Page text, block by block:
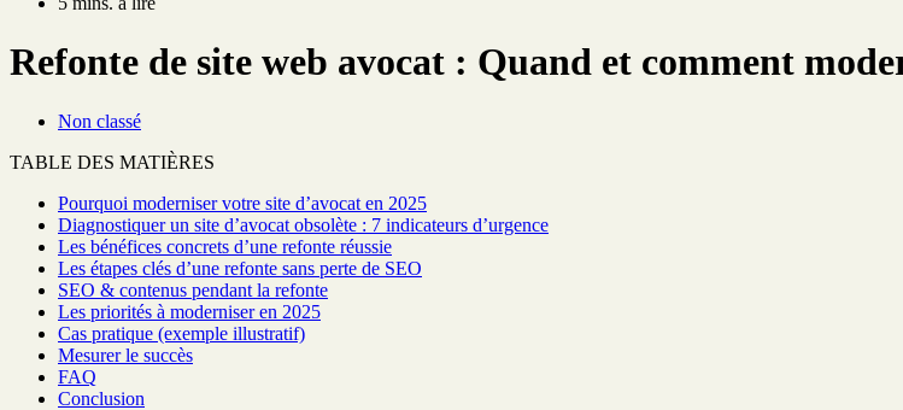
Refonte de site web avocat : Quand et comment
Non classé
TABLE DES MATIÈRES
Pourquoi moderniser votre site d’avocat en 2025
Diagnostiquer un site d’avocat obsolète : 7 indicateurs d’urgence
Les bénéfices concrets d’une refonte réussie
Les étapes clés d’une refonte sans perte de SEO
SEO & contenus pendant la refonte
Les priorités à moderniser en 2025
Cas pratique (exemple illustratif)
Mesurer le succès
FAQ
Conclusion